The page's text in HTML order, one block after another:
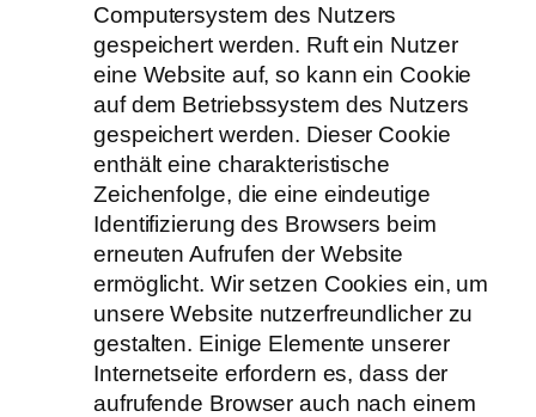
Computersystem des Nutzers
gespeichert werden. Ruft ein Nutzer
eine Website auf, so kann ein Cookie
auf dem Betriebssystem des Nutzers
gespeichert werden. Dieser Cookie
enthält eine charakteristische
Zeichenfolge, die eine eindeutige
Identifizierung des Browsers beim
erneuten Aufrufen der Website
ermöglicht. Wir setzen Cookies ein, um
unsere Website nutzerfreundlicher zu
gestalten. Einige Elemente unserer
Internetseite erfordern es, dass der
aufrufende Browser auch nach einem